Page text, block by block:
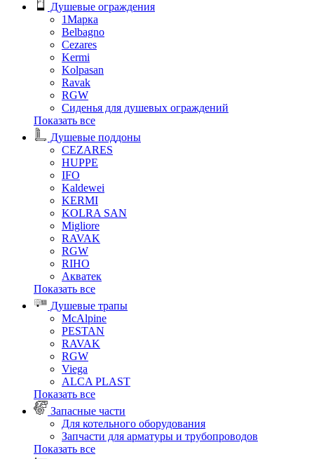
Душевые ограждения
1Марка
Belbagno
Cezares
Kermi
Kolpasan
Ravak
RGW
Сиденья для душевых ограждений
Показать все
Душевые поддоны
CEZARES
HUPPE
IFO
Kaldewei
KERMI
KOLRA SAN
Migliore
RAVAK
RGW
RIHO
Акватек
Показать все
Душевые трапы
McAlpine
PESTAN
RAVAK
RGW
Viega
АLCA PLAST
Показать все
Запасные части
Для котельного оборудования
Запчасти для арматуры и трубопроводов
Показать все